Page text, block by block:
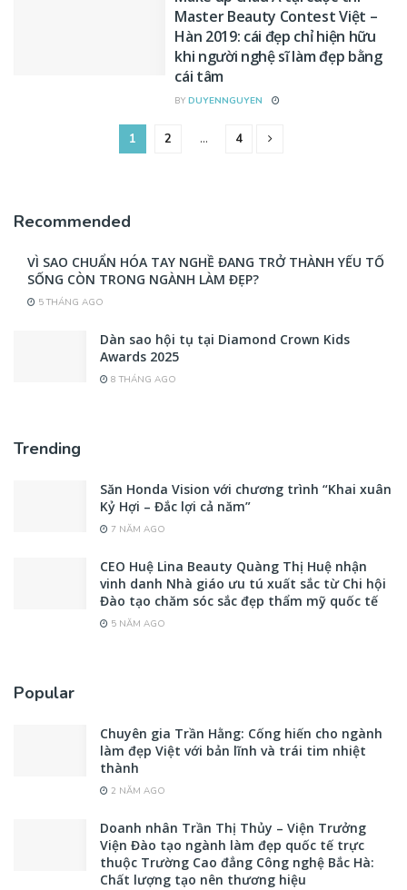
Master Beauty Contest Việt –
Hàn 2019: cái đẹp chỉ hiện hữu
khi người nghệ sĩ làm đẹp bằng
cái tâm
BY DUYENNGUYEN
1 2 … 4
Recommended
VÌ SAO CHUẨN HÓA TAY NGHỀ ĐANG TRỞ THÀNH YẾU TỐ
SỐNG CÒN TRONG NGÀNH LÀM ĐẸP?
5 THÁNG AGO
Dàn sao hội tụ tại Diamond Crown Kids
Awards 2025
8 THÁNG AGO
Trending
Săn Honda Vision với chương trình “Khai xuân
Kỷ Hợi – Đắc lợi cả năm”
7 NĂM AGO
CEO Huệ Lina Beauty Quàng Thị Huệ nhận
vinh danh Nhà giáo ưu tú xuất sắc từ Chi hội
Đào tạo chăm sóc sắc đẹp thẩm mỹ quốc tế
5 NĂM AGO
Popular
Chuyên gia Trần Hằng: Cống hiến cho ngành
làm đẹp Việt với bản lĩnh và trái tim nhiệt
thành
2 NĂM AGO
Doanh nhân Trần Thị Thủy – Viện Trưởng
Viện Đào tạo ngành làm đẹp quốc tế trực
thuộc Trường Cao đẳng Công nghệ Bắc Hà:
Chất lượng tạo nên thương hiệu